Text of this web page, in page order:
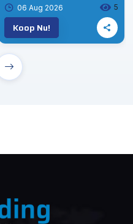
06 Aug 2026 5
Koop Nu!